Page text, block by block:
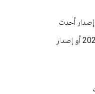
ننصح باستخدام الإصدار 2022.2 أو إصدار